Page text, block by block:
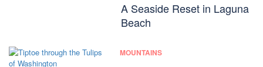
A Seaside Reset in Laguna
Beach
MOUNTAINS